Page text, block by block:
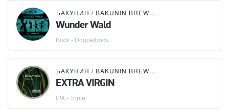
БАКУНИН / BAKUNIN BREWING CO.
Wunder Wald
Bock - Doppelbock
БАКУНИН / BAKUNIN BREWING CO.
EXTRA VIRGIN
IPA - Triple